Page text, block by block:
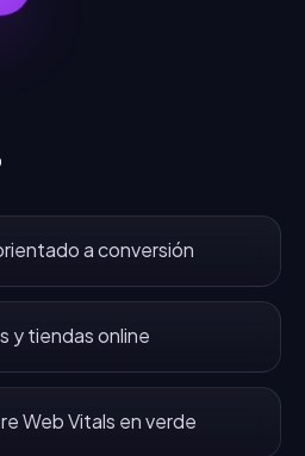
a conversión
y tiendas online
Web Vitals en verde